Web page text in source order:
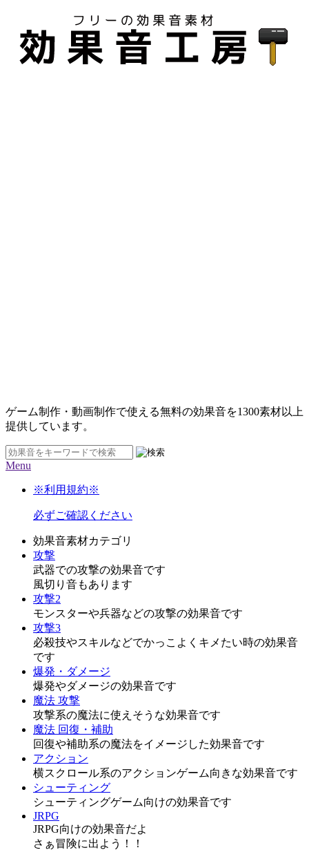
ゲーム制作・動画制作で使える無料の効果音を1300素材以上
提供しています。
Menu
※利用規約※
必ずご確認ください
効果音素材カテゴリ
攻撃
武器での攻撃の効果音です
風切り音もあります
攻撃2
モンスターや兵器などの攻撃の効果音です
攻撃3
必殺技やスキルなどでかっこよくキメたい時の効果音
です
爆発・ダメージ
爆発やダメージの効果音です
魔法 攻撃
攻撃系の魔法に使えそうな効果音です
魔法 回復・補助
回復や補助系の魔法をイメージした効果音です
アクション
横スクロール系のアクションゲーム向きな効果音です
シューティング
シューティングゲーム向けの効果音です
JRPG
JRPG向けの効果音だよ
さぁ冒険に出よう！！